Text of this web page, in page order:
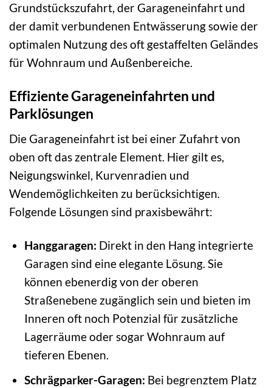
Grundstückszufahrt, der Garageneinfahrt und
der damit verbundenen Entwässerung sowie der
optimalen Nutzung des oft gestaffelten Geländes
für Wohnraum und Außenbereiche.
Effiziente Garageneinfahrten und
Parklösungen
Die Garageneinfahrt ist bei einer Zufahrt von
oben oft das zentrale Element. Hier gilt es,
Neigungswinkel, Kurvenradien und
Wendemöglichkeiten zu berücksichtigen.
Folgende Lösungen sind praxisbewährt:
Hanggaragen: Direkt in den Hang integrierte
Garagen sind eine elegante Lösung. Sie
können ebenerdig von der oberen
Straßenebene zugänglich sein und bieten im
Inneren oft noch Potenzial für zusätzliche
Lagerräume oder sogar Wohnraum auf
tieferen Ebenen.
Schrägparker-Garagen: Bei begrenztem Platz